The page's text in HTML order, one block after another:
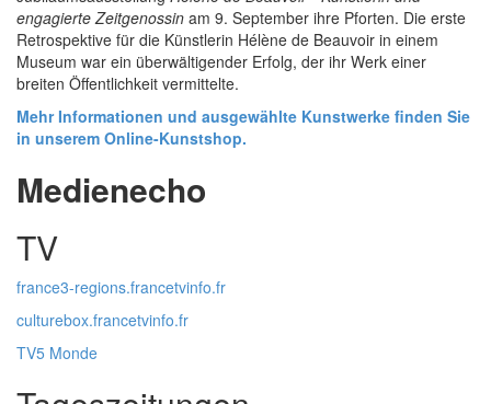
engagierte Zeitgenossin am 9. September ihre Pforten. Die erste
Retrospektive für die Künstlerin Hélène de Beauvoir in einem
Museum war ein überwältigender Erfolg, der ihr Werk einer
breiten Öffentlichkeit vermittelte.
Mehr Informationen und ausgewählte Kunstwerke finden Sie
in unserem Online-Kunstshop.
Medienecho
TV
france3-regions.francetvinfo.fr
culturebox.francetvinfo.fr
TV5 Monde